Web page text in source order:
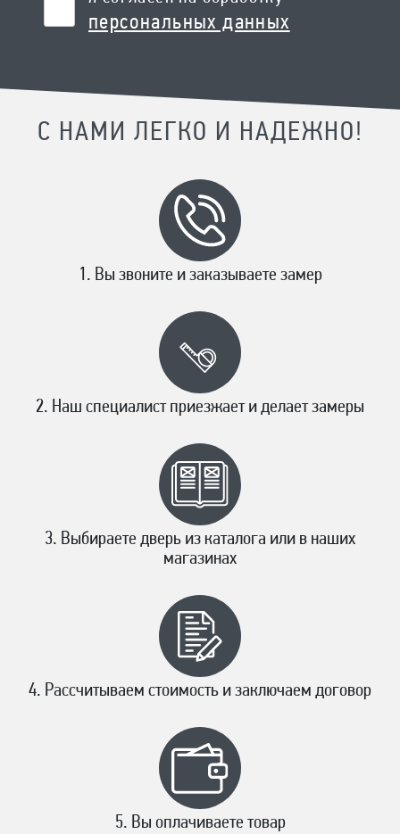
персональных данных
С НАМИ ЛЕГКО И НАДЕЖНО!
Вы звоните и заказываете замер
Наш специалист приезжает и делает замеры
Выбираете дверь из каталога или в наших
магазинах
Рассчитываем стоимость и заключаем договор
Вы оплачиваете товар